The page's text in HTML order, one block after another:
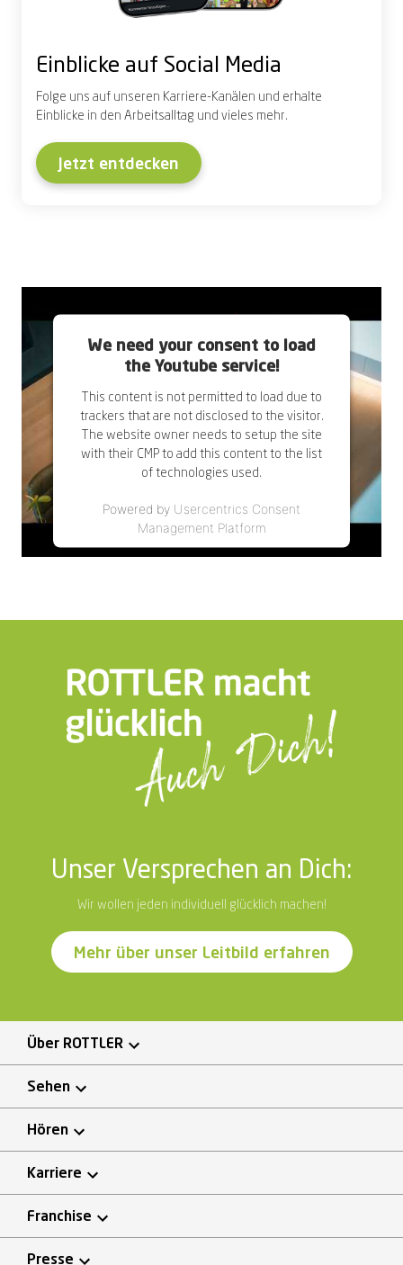
Einblicke auf Social Media
Folge uns auf unseren Karriere-Kanälen und erhalte
Einblicke in den Arbeitsalltag und vieles mehr.
Jetzt entdecken
We need your consent to load
the Youtube service!
This content is not permitted to load due to
trackers that are not disclosed to the visitor.
The website owner needs to setup the site
with their CMP to add this content to the list
of technologies used.
Powered by Usercentrics Consent
Management Platform
Unser Versprechen an Dich:
Wir wollen jeden individuell glücklich machen!
Mehr über unser Leitbild erfahren
Über ROTTLER
Sehen
Hören
Karriere
Franchise
Presse